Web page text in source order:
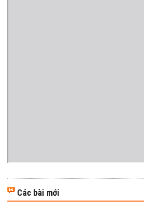
Các bài mới